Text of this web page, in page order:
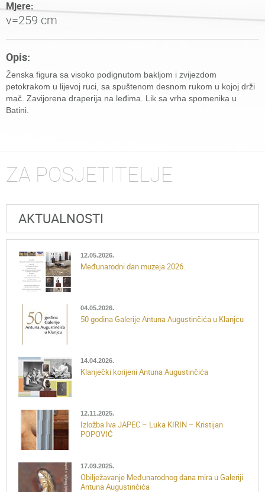
Mjere:
v=259 cm
Opis:
Ženska figura sa visoko podignutom bakljom i zvijezdom
petokrakom u lijevoj ruci, sa spuštenom desnom rukom u kojoj drži
mač. Zavijorena draperija na leđima. Lik sa vrha spomenika u
Batini.
ZA POSJETITELJE
AKTUALNOSTI
12.05.2026.
Međunarodni dan muzeja 2026.
04.05.2026.
50 godina Galerije Antuna Augustinčića u Klanjcu
14.04.2026.
Klanječki korijeni Antuna Augustinčića
12.11.2025.
Izložba Iva JAPEC – Luka KIRIN – Kristijan
POPOVIĆ
17.09.2025.
Obilježavanje Međunarodnog dana mira u Galeriji
Antuna Augustinčića